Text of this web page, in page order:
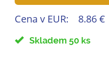
Cena v EUR: 8.86 €
Skladem 50 ks